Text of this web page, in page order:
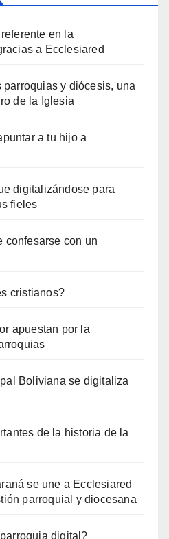
en la
a Ecclesiared
y diócesis, una
de la Iglesia
a tu hijo a
digitalizándose para
fieles
confesarse con un
cristianos?
apuestan por la
Boliviana se digitaliza
de la historia de la
se une a Ecclesiared
parroquial y diocesana
digital?